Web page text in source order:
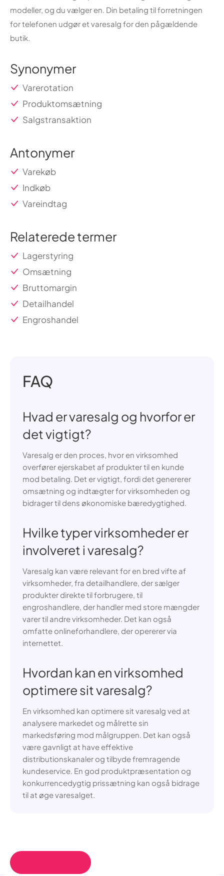
modeller, og du vælger en. Din betaling til forretningen
for telefonen udgør et varesalg for den pågældende
butik.
Synonymer
Varerotation
Produktomsætning
Salgstransaktion
Antonymer
Varekøb
Indkøb
Vareindtag
Relaterede termer
Lagerstyring
Omsætning
Bruttomargin
Detailhandel
Engroshandel
FAQ
Hvad er varesalg og hvorfor er
det vigtigt?
Varesalg er den proces, hvor en virksomhed
overfører ejerskabet af produkter til en kunde
mod betaling. Det er vigtigt, fordi det genererer
omsætning og indtægter for virksomheden og
bidrager til dens økonomiske bæredygtighed.
Hvilke typer virksomheder er
involveret i varesalg?
Varesalg kan være relevant for en bred vifte af
virksomheder, fra detailhandlere, der sælger
produkter direkte til forbrugere, til
engroshandlere, der handler med store mængder
varer til andre virksomheder. Det kan også
omfatte onlineforhandlere, der opererer via
internettet.
Hvordan kan en virksomhed
optimere sit varesalg?
En virksomhed kan optimere sit varesalg ved at
analysere markedet og målrette sin
markedsføring mod målgruppen. Det kan også
være gavnligt at have effektive
distributionskanaler og tilbyde fremragende
kundeservice. En god produktpræsentation og
konkurrencedygtig prissætning kan også bidrage
til at øge varesalget.